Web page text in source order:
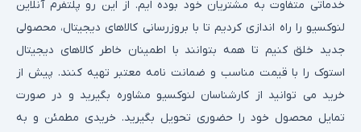
خدماتی متفاوت به مشتریان خود بوده ایم. از این رو پلتفرم آنلاین
لنوکسیو را راه اندازی کردیم تا با بروزرسانی کالاهای دیجیتال، محصولی
جدید خلق کنیم تا همه بتوانند با اطمینان خاطر کالاهای دیجیتال
استوک را با قیمت مناسب و ضمانت نامه معتبر تهیه کنند. پیش از
خرید می توانید از کارشناسان لنوکسیو مشاوره بگیرید و در صورت
تمایل محصول خود را حضوری تحویل بگیرید. خریدی مطمئن و به